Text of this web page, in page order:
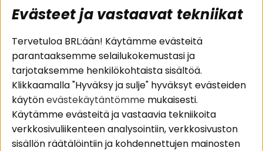
Suositut sivut
Pakettiratkaisut
Autostereot
Kaiuttimet
Päätevahvistimet
Lisätarvikkeet
Kaapelit
Asiakaspalvelu
Evästeet
Huolto- ja
takuutiedot
Ostoehdot
Palautus
Tietosuojapolitiikka
Evästeet ja vastaavat tekniikat
Tervetuloa BRL:ään! Käytämme evästeitä
parantaaksemme selailukokemustasi ja
tarjotaksemme henkilökohtaista sisältöä.
Klikkaamalla "Hyväksy ja sulje" hyväksyt evästeiden
käytönevästekäytäntömme mukaisesti.
Käytämme evästeitä ja vastaavia tekniikoita
verkkosivuliikenteen analysointiin, verkkosivuston
sisällön räätälöintiin ja kohdennettujen mainosten